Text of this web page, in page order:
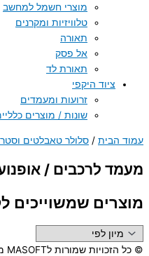
מוצרי חשמל למחשב
טלוויזיות ומקרנים
תאורה
אל פסק
תאורת לד
ציוד היקפי
זרועות ומעמדים
שונות / מוצרים
עמוד הבית / סלולר טאבלטים
מעמד לרכבים /
מוצרים שמשוייכים
© כל הזכויות שמורות לMASOFT מחשבים וגיימינג